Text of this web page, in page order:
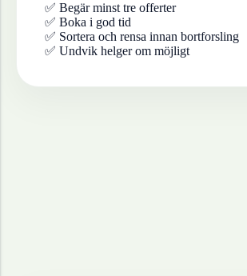
✅ Begär minst tre offerter
✅ Boka i god tid
✅ Sortera och rensa innan bortforsling
✅ Undvik helger om möjligt